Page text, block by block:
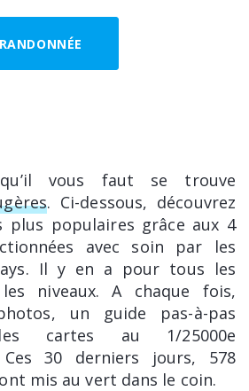
vous faut se trouve
. Ci-dessous, découvrez
plus populaires grâce aux 4
avec soin par les
Il y en a pour tous les
niveaux. A chaque fois,
un guide pas-à-pas
cartes au 1/25000e
Ces 30 derniers jours, 578
mis au vert dans le coin.